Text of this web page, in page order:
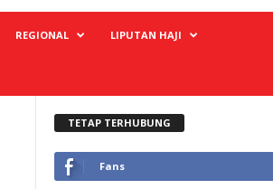
REGIONAL LIPUTAN HAJI
TETAP TERHUBUNG
Fans